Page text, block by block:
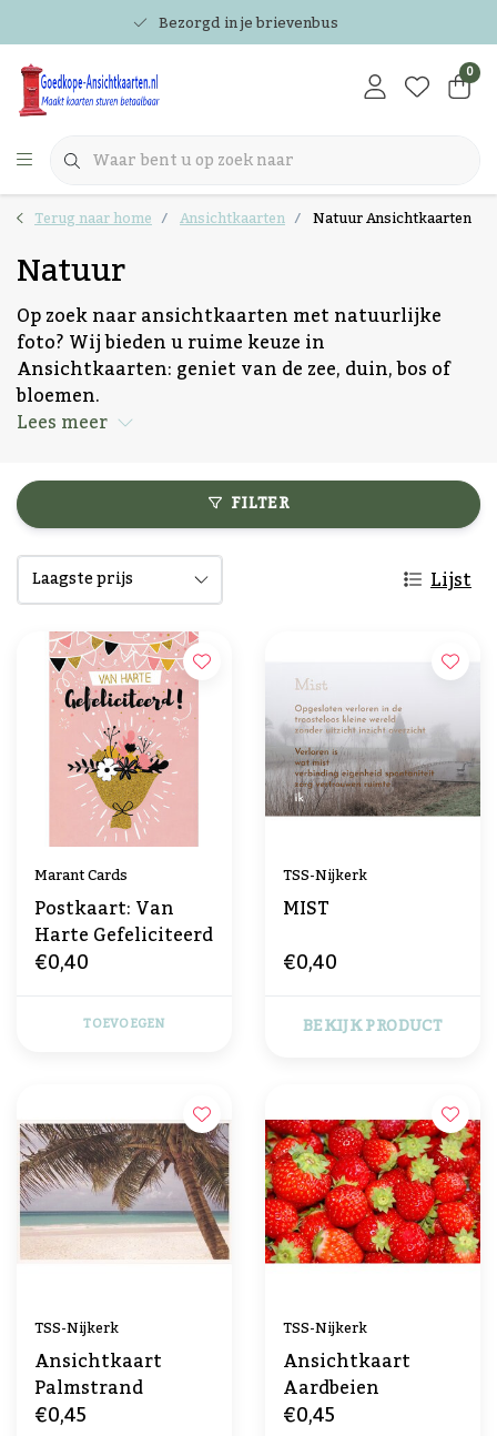
Bezorgd in je brievenbus
0
Terug naar home Ansichtkaarten Natuur Ansichtkaarten
Natuur
Op zoek naar ansichtkaarten met natuurlijke
foto? Wij bieden u ruime keuze in
Ansichtkaarten: geniet van de zee, duin, bos of
bloemen.
Lees meer
FILTER
Lijst
Marant Cards
Postkaart: Van
Harte Gefeliciteerd
€0,40
TOEVOEGEN
TSS-Nijkerk
MIST
€0,40
BEKIJK PRODUCT
TSS-Nijkerk
Ansichtkaart
Palmstrand
€0,45
TSS-Nijkerk
Ansichtkaart
Aardbeien
€0,45